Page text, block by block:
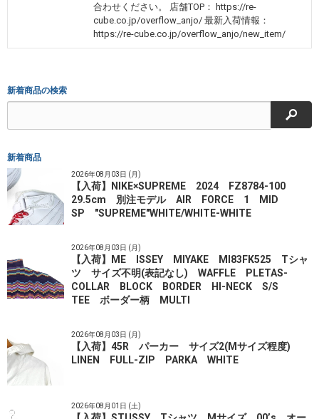
合わせください。 店舗TOP： https://re-
cube.co.jp/overflow_anjo/ 最新入荷情報：
https://re-cube.co.jp/overflow_anjo/new_item/
新着商品の検索
検索
新着商品
2026年08月03日 (月)
【入荷】NIKE×SUPREME 2024 FZ8784-100
29.5cm 別注モデル AIR FORCE 1 MID
SP "SUPREME"WHITE/WHITE-WHITE
2026年08月03日 (月)
【入荷】ME ISSEY MIYAKE MI83FK525 Tシャ
ツ サイズ不明(表記なし) WAFFLE PLETAS-
COLLAR BLOCK BORDER HI-NECK S/S
TEE ボーダー柄 MULTI
2026年08月03日 (月)
【入荷】45R パーカー サイズ2(Mサイズ程度)
LINEN FULL-ZIP PARKA WHITE
2026年08月01日 (土)